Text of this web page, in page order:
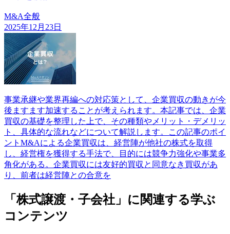
M&A全般
2025年12月23日
事業承継や業界再編への対応策として、企業買収の動きが今
後ますます加速することが考えられます。本記事では、企業
買収の基礎を整理した上で、その種類やメリット・デメリッ
ト、具体的な流れなどについて解説します。この記事のポイ
ントM&Aによる企業買収は、経営陣が他社の株式を取得
し、経営権を獲得する手法で、目的には競争力強化や事業多
角化がある。企業買収には友好的買収と同意なき買収があ
り、前者は経営陣との合意を
「株式譲渡・子会社」に関連する学ぶ
コンテンツ